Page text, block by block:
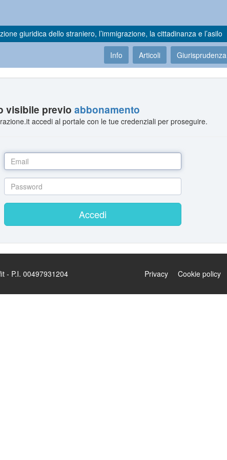
giuridica dello straniero, l’immigrazione, la cittadinanza e l’asilo
Info Articoli Giurisprudenza
visibile previoabbonamento
accedi al portale con le tue credenziali per proseguire.
Accedi
- P.I. 00497931204 Privacy Cookie policy